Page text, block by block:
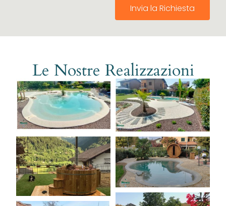
Invia la Richiesta
Le Nostre Realizzazioni